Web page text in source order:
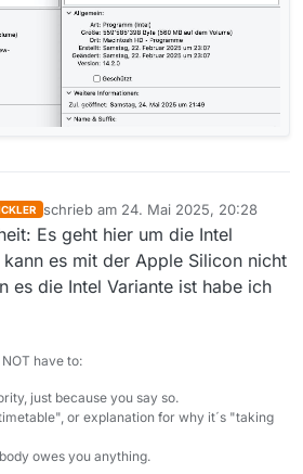
schrieb am 24. Mai 2025, 20:28
zuletzt editiert von
Es geht hier um die Intel
kann es mit der Apple Silicon nicht
es die Intel Variante ist habe ich
have to:
just because you say so.
or explanation for why it´s "taking
owes you anything.